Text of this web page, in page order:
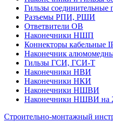
Гильзы
Разъемы РПИ, РШИ
Ответвители ОВ
Наконечники НШП
Коннекторы кабельные
Наконечник
Гильзы ГСИ, ГСИ-Т
Наконечники НВИ
Наконечники НКИ
Наконечники НШВИ
Наконечники НШВИ на
Строительно-монтажный